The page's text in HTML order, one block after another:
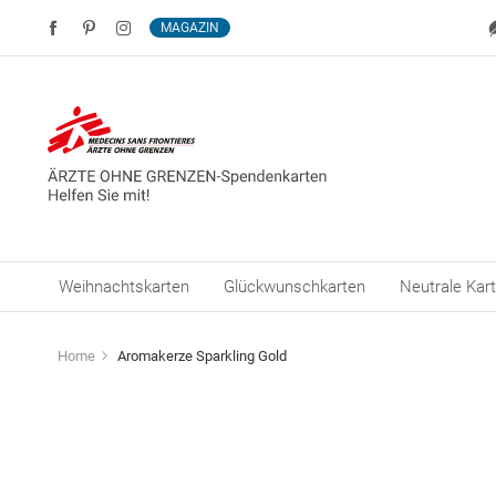
MAGAZIN
Weihnachtskarten Glückwunschkarten Neutrale
Home Aromakerze Sparkling Gold